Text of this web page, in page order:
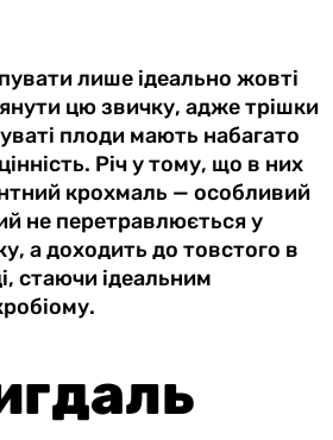
лише ідеально жовті
цю звичку, адже трішки
плоди мають набагато
Річ у тому, що в них
крохмаль — особливий
не перетравлюється у
а доходить до товстого в
стаючи ідеальним